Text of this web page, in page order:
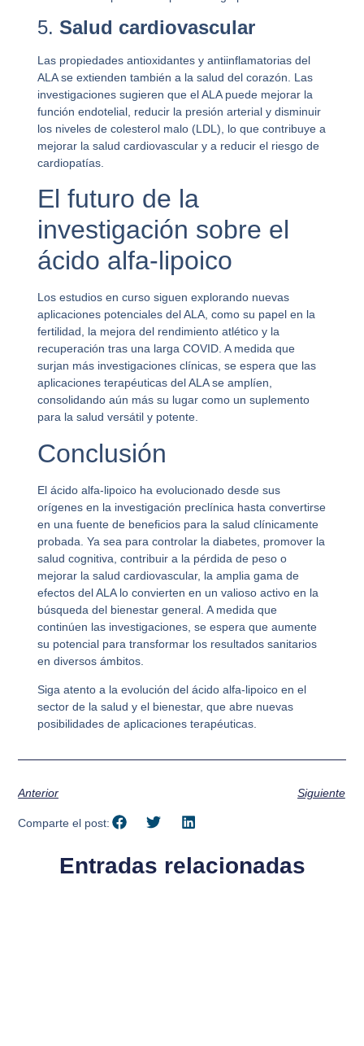
5. Salud cardiovascular
Las propiedades antioxidantes y antiinflamatorias del
ALA se extienden también a la salud del corazón. Las
investigaciones sugieren que el ALA puede mejorar la
función endotelial, reducir la presión arterial y disminuir
los niveles de colesterol malo (LDL), lo que contribuye a
mejorar la salud cardiovascular y a reducir el riesgo de
cardiopatías.
El futuro de la
investigación sobre el
ácido alfa-lipoico
Los estudios en curso siguen explorando nuevas
aplicaciones potenciales del ALA, como su papel en la
fertilidad, la mejora del rendimiento atlético y la
recuperación tras una larga COVID. A medida que
surjan más investigaciones clínicas, se espera que las
aplicaciones terapéuticas del ALA se amplíen,
consolidando aún más su lugar como un suplemento
para la salud versátil y potente.
Conclusión
El ácido alfa-lipoico ha evolucionado desde sus
orígenes en la investigación preclínica hasta convertirse
en una fuente de beneficios para la salud clínicamente
probada. Ya sea para controlar la diabetes, promover la
salud cognitiva, contribuir a la pérdida de peso o
mejorar la salud cardiovascular, la amplia gama de
efectos del ALA lo convierten en un valioso activo en la
búsqueda del bienestar general. A medida que
continúen las investigaciones, se espera que aumente
su potencial para transformar los resultados sanitarios
en diversos ámbitos.
Siga atento a la evolución del ácido alfa-lipoico en el
sector de la salud y el bienestar, que abre nuevas
posibilidades de aplicaciones terapéuticas.
Anterior Siguiente
Comparte el post:
Entradas relacionadas